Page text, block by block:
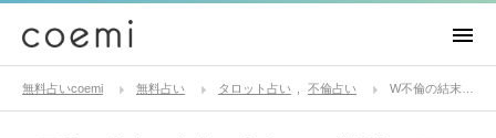
無料占いcoemi 無料占い タロット占い 不倫占い